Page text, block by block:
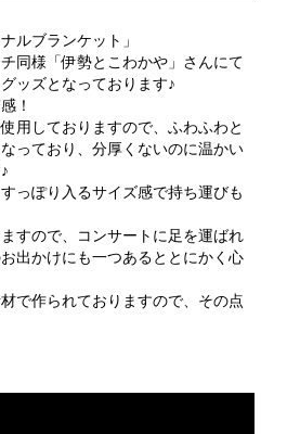
ルブランケット」
同様「伊勢とこわかや」さんにて
ッズとなっております♪
！
用しておりますので、ふわふわと
っており、分厚くないのに温かい
っぽり入るサイズ感で持ち運びも
すので、コンサートに足を運ばれ
出かけにも一つあるととにかく心
で作られておりますので、その点